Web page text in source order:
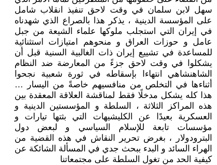
سهل لابن سلمان في وقت لاحق تنفيذ انقلاب شامل
على المؤسسة الدينية ، يذكر هذا بالصراع الذي شهدناه
في إيران التي استجلب ملوكها علماء الشيعة من جبل
عامل و حوزات العراق و منحوهم امتيازات استثنائية
للمساعدة في تشييع إيران ذات الغالبية السنية قبل أن
يشكلوا في وقت لاحق جزءً من المعارضة ضد النظام
الشاهنشاهي انتهاءا بإسقاطه في ثورة شعبية نجحوا
أثناءها في التخلص من منافسيهم خاصةً من اليسار …
هذا كله يشكل مدخلًا فقط لمناقشة العلاقة المعقدة بين
هذه المراكز الثلاثة ، السلطة و المؤسستين الدينية و
العسكرية بعيدًا عن الكليشيهات التي بثتها تيارات و
مؤسسات تابعة للإسلام السياسي و لبعض دول
البترودولار ، بغرض تحرير النقاش في هذه القضية من
الهراء السائد و البدء ببحث جدي في المسألة الشائكة عن
كيفية الحد من تغول السلطة على مجتمعاتنا